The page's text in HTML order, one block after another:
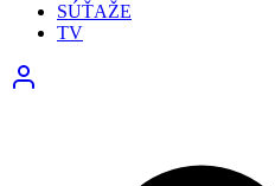
SÚŤAŽE
TV